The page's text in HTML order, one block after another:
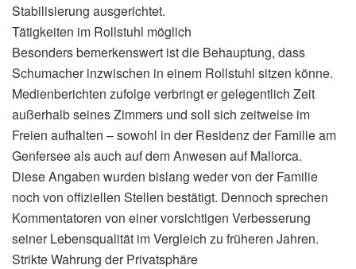
Stabilisierung ausgerichtet.
Tätigkeiten im Rollstuhl möglich
Besonders bemerkenswert ist die Behauptung, dass
Schumacher inzwischen in einem Rollstuhl sitzen könne.
Medienberichten zufolge verbringt er gelegentlich Zeit
außerhalb seines Zimmers und soll sich zeitweise im
Freien aufhalten – sowohl in der Residenz der Familie am
Genfersee als auch auf dem Anwesen auf Mallorca.
Diese Angaben wurden bislang weder von der Familie
noch von offiziellen Stellen bestätigt. Dennoch sprechen
Kommentatoren von einer vorsichtigen Verbesserung
seiner Lebensqualität im Vergleich zu früheren Jahren.
Strikte Wahrung der Privatsphäre